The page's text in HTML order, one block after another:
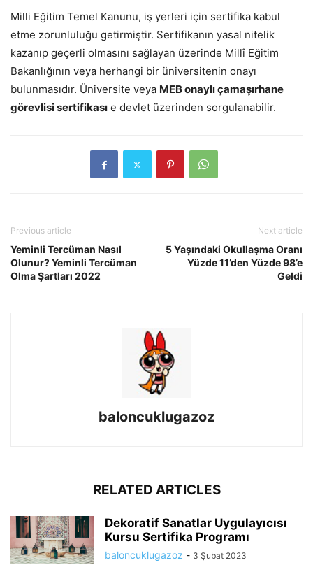
Milli Eğitim Temel Kanunu, iş yerleri için sertifika kabul
etme zorunluluğu getirmiştir. Sertifikanın yasal nitelik
kazanıp geçerli olmasını sağlayan üzerinde Millî Eğitim
Bakanlığının veya herhangi bir üniversitenin onayı
bulunmasıdır. Üniversite veya MEB onaylı çamaşırhane
görevlisi sertifikası e devlet üzerinden sorgulanabilir.
Previous article
Yeminli Tercüman Nasıl
Olunur? Yeminli Tercüman
Olma Şartları 2022
Next article
5 Yaşındaki Okullaşma Oranı
Yüzde 11’den Yüzde 98’e
Geldi
baloncuklugazoz
RELATED ARTICLES
Dekoratif Sanatlar Uygulayıcısı
Kursu Sertifika Programı
baloncuklugazoz - 3 Şubat 2023